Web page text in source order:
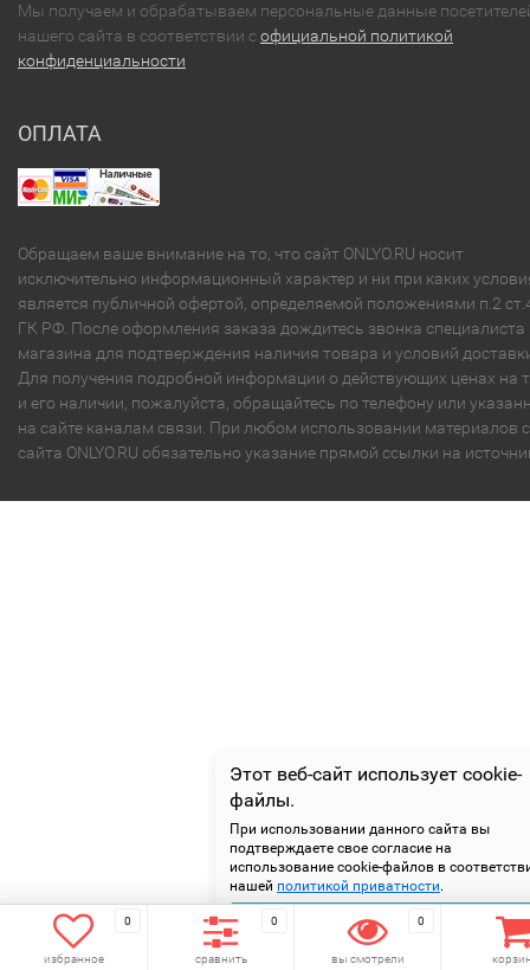
Этот веб-сайт использует cookie-
файлы.
При использовании данного сайта вы
подтверждаете свое согласие на
использование cookie-файлов в
нашей политикой приватности.
Подтверждаю
Мы получаем и обрабатываем персональные данные
нашего сайта в соответствии софициальной политикой
конфиденциальности
ОПЛАТА
Обращаем ваше внимание на то, что сайт ONLYO.RU носит
исключительно информационный характер и ни при каких
является публичной офертой, определяемой положениями п.2
ГК РФ. После оформления заказа дождитесь звонка специалиста
магазина для подтверждения наличия товара и условий
Для получения подробной информации о действующих ценах на
и его наличии, пожалуйста, обращайтесь по телефону или
на сайте каналам связи. При любом использовании материалов с
сайта ONLYO.RU обязательно указание прямой ссылки на
0
избранное
0
сравнить
0
вы смотрели